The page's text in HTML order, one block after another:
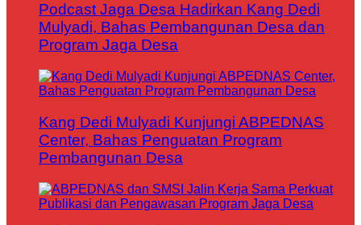
Podcast Jaga Desa Hadirkan Kang Dedi
Mulyadi, Bahas Pembangunan Desa dan
Program Jaga Desa
Kang Dedi Mulyadi Kunjungi ABPEDNAS
Center, Bahas Penguatan Program
Pembangunan Desa